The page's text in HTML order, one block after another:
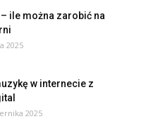
ile można zarobić na
2025
w internecie z
2025